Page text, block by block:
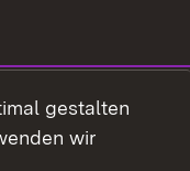
gestalten
wir